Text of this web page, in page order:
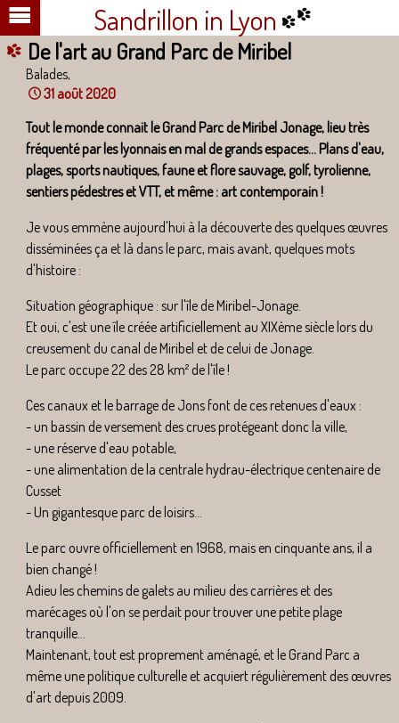
Sandrillon in Lyon
De l'art au Grand Parc de Miribel
Balades,
31 août 2020
Tout le monde connait le Grand Parc de Miribel Jonage, lieu très
fréquenté par les lyonnais en mal de grands espaces... Plans d'eau,
plages, sports nautiques, faune et flore sauvage, golf, tyrolienne,
sentiers pédestres et VTT, et même : art contemporain !
Je vous emmène aujourd'hui à la découverte des quelques œuvres
disséminées ça et là dans le parc, mais avant, quelques mots
d'histoire :
Situation géographique : sur l'île de Miribel-Jonage.
Et oui, c'est une île créée artificiellement au XIXème siècle lors du
creusement du canal de Miribel et de celui de Jonage.
Le parc occupe 22 des 28 km² de l'île !
Ces canaux et le barrage de Jons font de ces retenues d'eaux :
- un bassin de versement des crues protégeant donc la ville,
- une réserve d'eau potable,
- une alimentation de la centrale hydrau-électrique centenaire de
Cusset
- Un gigantesque parc de loisirs...
Le parc ouvre officiellement en 1968, mais en cinquante ans, il a
bien changé !
Adieu les chemins de galets au milieu des carrières et des
marécages où l'on se perdait pour trouver une petite plage
tranquille...
Maintenant, tout est proprement aménagé, et le Grand Parc a
même une politique culturelle et acquiert régulièrement des œuvres
d'art depuis 2009.